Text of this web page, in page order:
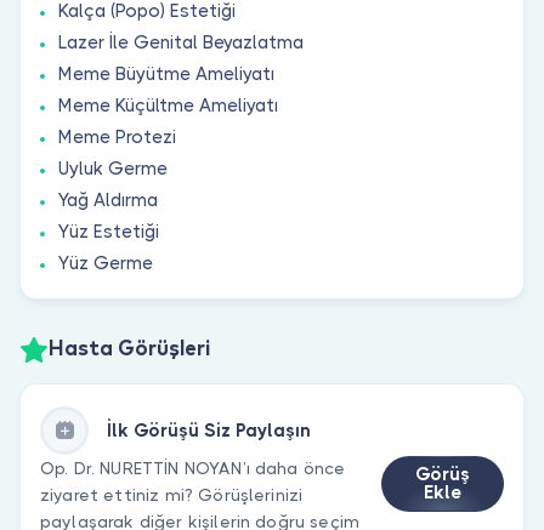
Kalça (Popo) Estetiği
Lazer İle Genital Beyazlatma
Meme Büyütme Ameliyatı
Meme Küçültme Ameliyatı
Meme Protezi
Uyluk Germe
Yağ Aldırma
Yüz Estetiği
Yüz Germe
Hasta Görüşleri
İlk Görüşü Siz Paylaşın
Op. Dr. NURETTİN NOYAN’ı daha önce
ziyaret ettiniz mi? Görüşlerinizi
paylaşarak diğer kişilerin doğru seçim
Görüş
Ekle